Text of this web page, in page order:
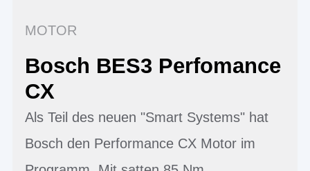
MOTOR
Bosch BES3 Perfomance
CX
Als Teil des neuen "Smart Systems" hat
Bosch den Performance CX Motor im